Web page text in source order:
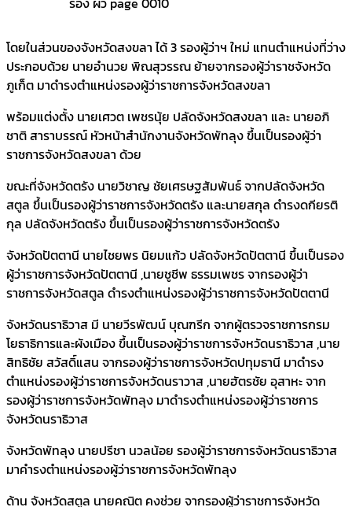
โดยในส่วนของจังหวัดสงขลา ได้ 3 รองผู้ว่าฯ ใหม่ แทนตำแหน่งที่ว่าง
ประกอบด้วย นายอำนวย พิณสุวรรณ ย้ายจากรองผู้ว่าราชจังหวัด
ภูเก็ต มาดำรงตำแหน่งรองผู้ว่าราชการจังหวัดสงขลา
พร้อมแต่งตั้ง นายเศวต เพชรนุ้ย ปลัดจังหวัดสงขลา และ นายอภิ
ชาติ สาราบรรณ์ หัวหน้าสำนักงานจังหวัดพัทลุง ขึ้นเป็นรองผู้ว่า
ราชการจังหวัดสงขลา ด้วย
ขณะที่จังหวัดตรัง นายวิชาญ ชัยเศรษฐสัมพันธ์ จากปลัดจังหวัด
สตูล ขึ้นเป็นรองผู้ว่าราชการจังหวัดตรัง และนายสกุล ดำรงดกียรติ
กุล ปลัดจังหวัดตรัง ขึ้นเป็นรองผู้ว่าราชการจังหวัดตรัง
จังหวัดปัตตานี นายไชยพร นิยมแก้ว ปลัดจังหวัดปัตตานี ขึ้นเป็นรอง
ผู้ว่าราชการจังหวัดปัตตานี ,นายชูชีพ ธรรมเพชร จากรองผู้ว่า
ราชการจังหวัดสตูล ดำรงตำแหน่งรองผู้ว่าราชการจังหวัดปัตตานี
จังหวัดนราธิวาส มี นายวีรพัฒน์ บุณฑรีก จากผู้ตรวจราชการกรม
โยธาธิการและผังเมือง ขึ้นเป็นรองผู้ว่าราชการจังหวัดนราธิวาส ,นาย
สิทธิชัย สวัสดิ์แสน จากรองผู้ว่าราชการจังหวัดปทุมธานี มาดำรง
ตำแหน่งรองผู้ว่าราชการจังหวัดนราวาส ,นายฮัตรชัย อุสาหะ จาก
รองผู้ว่าราชการจังหวัดพัทลุง มาดำรงตำแหน่งรองผู้ว่าราชการ
จังหวัดนราธิวาส
จังหวัดพัทลุง นายปรีชา นวลน้อย รองผู้ว่าราชการจังหวัดนราธิวาส
มาคำรงตำแหน่งรองผู้ว่าราชการจังหวัดพัทลุง
ด้าน จังหวัดสตูล นายคณิต คงช่วย จากรองผู้ว่าราชการจังหวัด